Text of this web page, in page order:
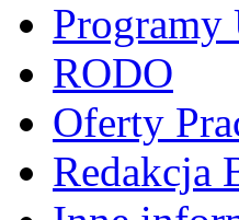
RODO
Oferty
Redakcja